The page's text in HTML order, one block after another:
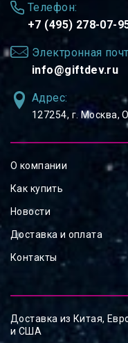
Телефон:
+7 (495) 278-07-
Электронная
info@giftdev.ru
Адрес:
127254, ⁠г. Москва,
О компании
Как купить
Новости
Доставка и оплата
Контакты
Доставка из Китая,
и США